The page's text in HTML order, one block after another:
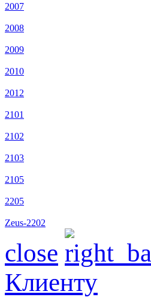
2007
2008
2009
2010
2012
2101
2102
2103
2105
2205
Zeus-2202
close
Клиенту